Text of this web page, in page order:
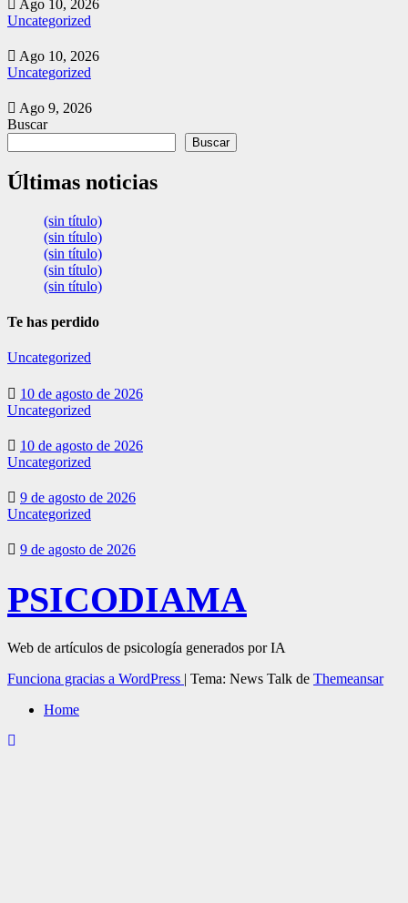
Ago 10, 2026
Uncategorized
Ago 10, 2026
Uncategorized
Ago 9, 2026
Buscar
Buscar
Últimas noticias
(sin título)
(sin título)
(sin título)
(sin título)
(sin título)
Te has perdido
Uncategorized
10 de agosto de 2026
Uncategorized
10 de agosto de 2026
Uncategorized
9 de agosto de 2026
Uncategorized
9 de agosto de 2026
PSICODIAMA
Web de artículos de psicología generados por IA
Funciona gracias a WordPress | Tema: News Talk de Themeansar
Home